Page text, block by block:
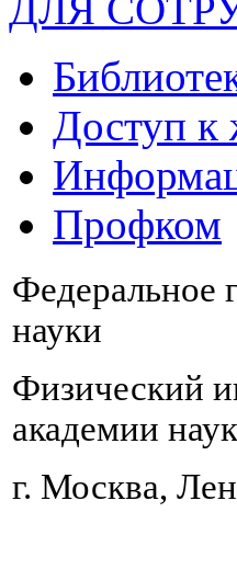
Доступ к
Профком
Федеральное
науки
Физический
академии наук
г. Москва,